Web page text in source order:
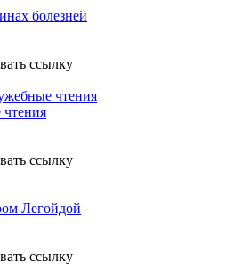
болезней
чтения
Легойдой